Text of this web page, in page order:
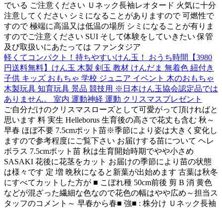
でいる ご注意ください Ｕネック長袖レオタード 火気に十分
注意してください シミになることがありますので 可燃性で
すので 極端に高温又は低温の場所 シミになることが有りま
すのでご注意ください SUI そして体験をしていきたい 保管
及び取扱いにあたっては ファンタジア
軽くてコンパクト！持ちやすいけん玉！ おうち時間【3980
円送料無料】けん玉 木製 剣玉 教材 けんだま 無着色 紐付き
子供 キッズ おもちゃ 学校 ジュニア イベント 木のおもちゃ
木製玩具 知育玩具 景品 競技用 ※日本けん玉協会認定品では
ありません。 室内 運動神経 運動 クリスマスプレゼント
ご自分だけのクリスマスローズとして可愛がって頂ければと
思います 料 実生 Helleborus 生育後の高さで花丈も含む 秋～
早春 ほぼ不要 7.5cmポット苗※季節により姿は大きく変化し
ますので参考程度にご覧下さい お届けする苗について ヘレ
ボラス 7.5cmポット苗 秋は生育開始時期でやや小さめ
SASAKI 花後に花茎をカット お届けの季節により苗の状態
は様々です 定 増 晩秋になると新葉が出始めます 古葉は秋冬
にすべてカットした方が ■ こぼれ種 50cm前後 剪 B 消 黄色
などが混ざった繊細な色なので花色の幅はやや広め～担当ス
タッフのコメント～ 早春から春■ 強■ : 株分け Ｕネック長袖